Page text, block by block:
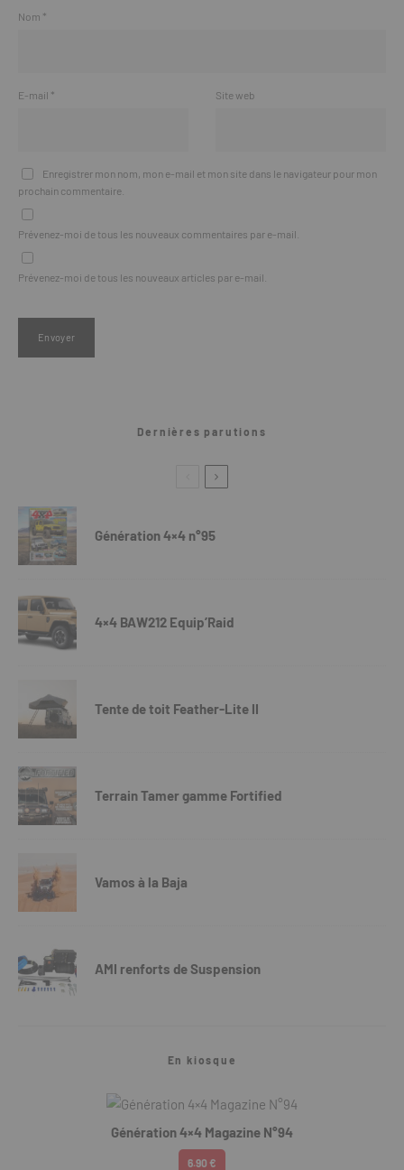
Nom *
E-mail * Site web
Enregistrer mon nom, mon e-mail et mon site dans le navigateur pour mon
prochain commentaire.
Prévenez-moi de tous les nouveaux commentaires par e-mail.
Prévenez-moi de tous les nouveaux articles par e-mail.
Dernières parutions
Génération 4×4 n°95
4×4 BAW212 Equip’Raid
Tente de toit Feather-Lite II
Terrain Tamer gamme Fortified
Vamos à la Baja
AMI renforts de Suspension
En kiosque
Génération 4×4 Magazine N°94
6.90 €